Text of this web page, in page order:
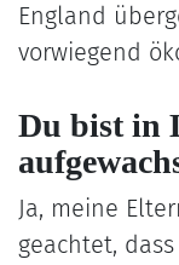
England
vorwiegend
Du bist in
Ja, meine
geachtet,